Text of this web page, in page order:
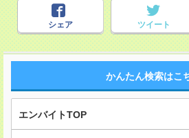
シェア ツイート
かんたん検索はこ
エンバイトTOP